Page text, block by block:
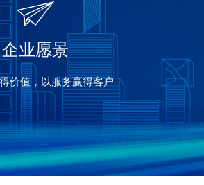
企业愿景
价值，以服务赢得客户